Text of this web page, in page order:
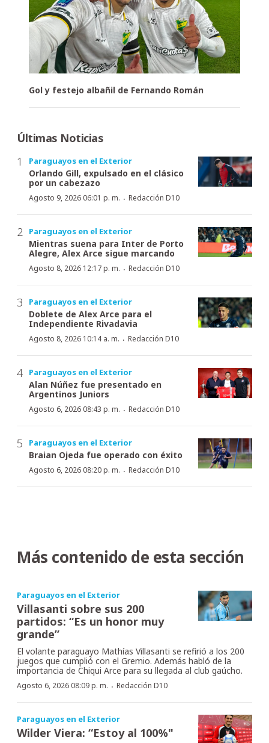
Gol y festejo albañil de Fernando Román
Últimas Noticias
Paraguayos en el Exterior
Orlando Gill, expulsado en el clásico
por un cabezazo
Agosto 9, 2026 06:01 p. m. · Redacción D10
Paraguayos en el Exterior
Mientras suena para Inter de Porto
Alegre, Alex Arce sigue marcando
Agosto 8, 2026 12:17 p. m. · Redacción D10
Paraguayos en el Exterior
Doblete de Alex Arce para el
Independiente Rivadavia
Agosto 8, 2026 10:14 a. m. · Redacción D10
Paraguayos en el Exterior
Alan Núñez fue presentado en
Argentinos Juniors
Agosto 6, 2026 08:43 p. m. · Redacción D10
Paraguayos en el Exterior
Braian Ojeda fue operado con éxito
Agosto 6, 2026 08:20 p. m. · Redacción D10
Más contenido de esta sección
Paraguayos en el Exterior
Villasanti sobre sus 200
partidos: “Es un honor muy
grande”
El volante paraguayo Mathías Villasanti se refirió a los 200
juegos que cumplió con el Gremio. Además habló de la
importancia de Chiqui Arce para su llegada al club gaúcho.
Agosto 6, 2026 08:09 p. m. · Redacción D10
Paraguayos en el Exterior
Wilder Viera: “Estoy al 100%"